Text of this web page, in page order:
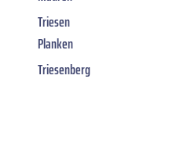
Triesen
Planken
Triesenberg